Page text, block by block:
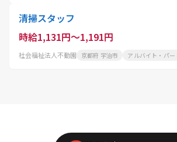
清掃スタッフ
時給1,131円～1,191円
社会福祉法人不動園 京都府 宇治市 アルバイト・パー